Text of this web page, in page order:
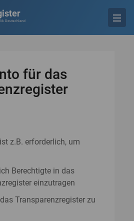
Deutschland
für das
z.B. erforderlich, um
Berechtigte in das
einzutragen
Transparenzregister zu